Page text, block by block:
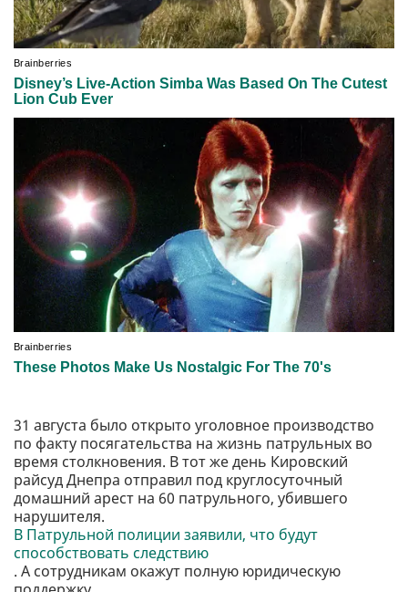
31 августа было открыто уголовное производство
по факту посягательства на жизнь патрульных во
время столкновения. В тот же день Кировский
райсуд Днепра отправил под круглосуточный
домашний арест на 60 патрульного, убившего
нарушителя.
В Патрульной полиции заявили, что будут
способствовать следствию
. А сотрудникам окажут полную юридическую